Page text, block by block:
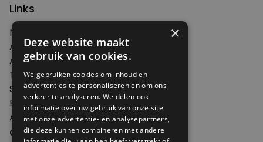
Links
Nieuws
Artikelen
Agenda
Thema's
Shop
Edities
Abonneren
Over Genoeg
×
Deze website maakt
gebruik van cookies.
We gebruiken cookies om inhoud en
advertenties te personaliseren en om ons
verkeer te analyseren. We delen ook
informatie over uw gebruik van onze site
met onze advertentie- en analysepartners,
die deze kunnen combineren met andere